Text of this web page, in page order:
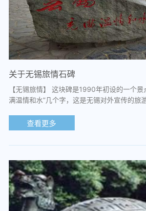
关于无锡旅情石碑
【无锡旅情】 这块碑是1990年初设的一个景
满温情和水”几个字，这是无锡对外宣传的旅
查看更多